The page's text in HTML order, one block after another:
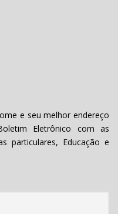
e seu melhor endereço
Eletrônico com as
particulares, Educação e